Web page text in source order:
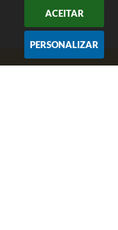
ACEITAR
PERSONALIZAR